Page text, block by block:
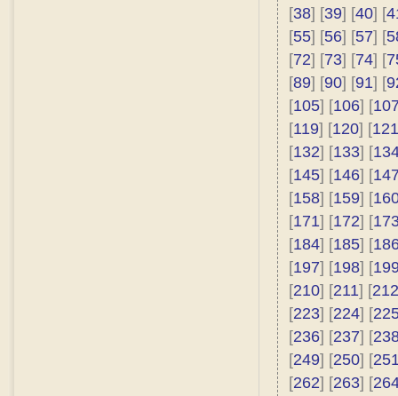
[38] [39] [40] [
[55] [56] [57] [
[72] [73] [74] [
[89] [90] [91] [
[105] [106] [
[119] [120] [121
[132] [133] [
[145] [146] [
[158] [159] [
[171] [172] [
[184] [185] [
[197] [198] [
[210] [211] [212
[223] [224] [
[236] [237] [
[249] [250] [
[262] [263] [